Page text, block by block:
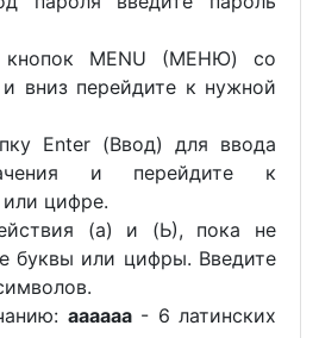
MENU (МЕНЮ) со
вниз перейдите к нужной
Enter (Ввод) для ввода
и перейдите к
цифре.
(а) и (Ь), пока не
буквы или цифры. Введите
аааааа- 6 латинских